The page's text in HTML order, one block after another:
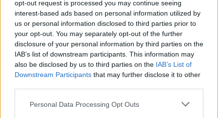
opt-out request is processed you may continue seeing
interest-based ads based on personal information utilized by
us or personal information disclosed to third parties prior to
your opt-out. You may separately opt-out of the further
disclosure of your personal information by third parties on the
IAB’s list of downstream participants. This information may
also be disclosed by us to third parties on the IAB’s List of
Downstream Participants that may further disclose it to other
Personal Data Processing Opt Outs
VIEW POST